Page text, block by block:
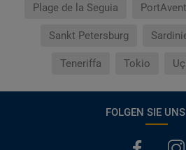
Plage de la Seguia
Sankt Petersburg
Teneriffa Tokio
FOLGEN SIE